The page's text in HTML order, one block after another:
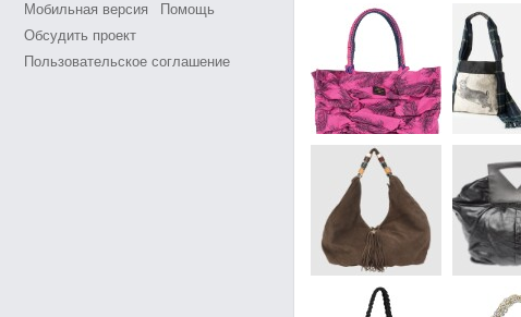
Мобильная версия
Помощь
Обсудить проект
Пользовательское соглашение